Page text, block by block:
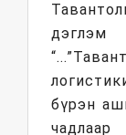
бүрэн